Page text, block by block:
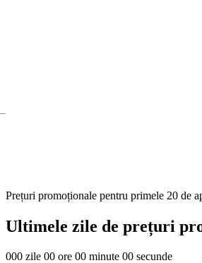
Prețuri promoționale pentru primele 20 de
Ultimele zile de prețuri
000 zile 00 ore 00 minute 00 secunde